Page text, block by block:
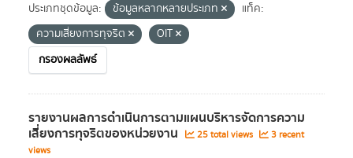
ประเภทชุดข้อมูล: ข้อมูลหลากหลายประเภท
แท็ค:
ความเสี่ยงการทุจริต
OIT
กรองผลลัพธ์
รายงานผลการดำเนินการตามแผนบริหารจัดการความ
เสี่ยงการทุจริตของหน่วยงาน 25 total views
3 recent
views